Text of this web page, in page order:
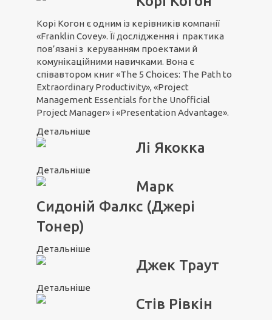
Корі Когон є одним із керівників компанії
«Franklin Covey». Її дослідження і практика
пов’язані з керуванням проектами й
комунікаційними навичками. Вона є
співавтором книг «The 5 Choices: The Path to
Extraordinary Productivity», «Project
Management Essentials for the Unofficial
Project Manager» і «Presentation Advantage».
Детальніше
Лі Якокка
Детальніше
Марк
Сидоній Фалкс (Джері
Тонер)
Детальніше
Джек Траут
Детальніше
Стів Рівкін